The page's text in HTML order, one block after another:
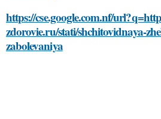
https://cse.google.com.nf/
zdorovie.ru/stati/shchitovidnaya-
zabolevaniya